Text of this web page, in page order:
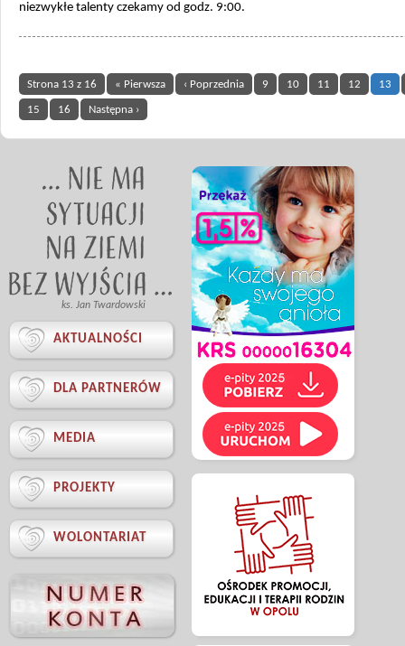
niezwykłe talenty czekamy od godz. 9:00.
Strona 13 z 16 « Pierwsza ‹ Poprzednia 9 10 11 12 13
15 16 Następna ›
ks. Jan Twardowski
 AKTUALNOŚCI
 DLA PARTNERÓW
 MEDIA
 PROJEKTY
 WOLONTARIAT